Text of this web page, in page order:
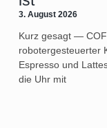
3. August 2026
Kurz gesagt —
robotergesteuerter
Espresso und
die Uhr mit